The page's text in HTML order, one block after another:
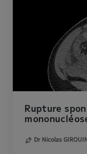
Rupture
Dr Nicolas